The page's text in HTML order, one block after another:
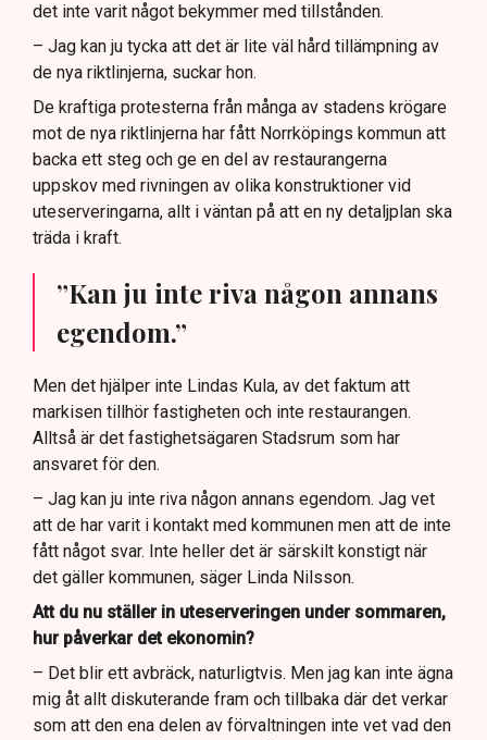
det inte varit något bekymmer med tillstånden.
– Jag kan ju tycka att det är lite väl hård tillämpning av
de nya riktlinjerna, suckar hon.
De kraftiga protesterna från många av stadens krögare
mot de nya riktlinjerna har fått Norrköpings kommun att
backa ett steg och ge en del av restaurangerna
uppskov med rivningen av olika konstruktioner vid
uteserveringarna, allt i väntan på att en ny detaljplan ska
träda i kraft.
”Kan ju inte riva någon annans
egendom.”
Men det hjälper inte Lindas Kula, av det faktum att
markisen tillhör fastigheten och inte restaurangen.
Alltså är det fastighetsägaren Stadsrum som har
ansvaret för den.
– Jag kan ju inte riva någon annans egendom. Jag vet
att de har varit i kontakt med kommunen men att de inte
fått något svar. Inte heller det är särskilt konstigt när
det gäller kommunen, säger Linda Nilsson.
Att du nu ställer in uteserveringen under sommaren,
hur påverkar det ekonomin?
– Det blir ett avbräck, naturligtvis. Men jag kan inte ägna
mig åt allt diskuterande fram och tillbaka där det verkar
som att den ena delen av förvaltningen inte vet vad den